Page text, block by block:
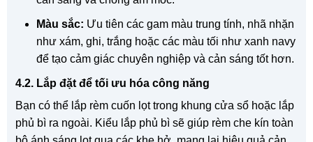
Màu sắc: Ưu tiên các gam màu trung tính, nhã nhặn
như xám, ghi, trắng hoặc các màu tối như xanh navy
để tạo cảm giác chuyên nghiệp và cản sáng tốt hơn.
4.2. Lắp đặt để tối ưu hóa công năng
Bạn có thể lắp rèm cuốn lọt trong khung cửa sổ hoặc lắp
phủ bì ra ngoài. Kiểu lắp phủ bì sẽ giúp rèm che kín toàn